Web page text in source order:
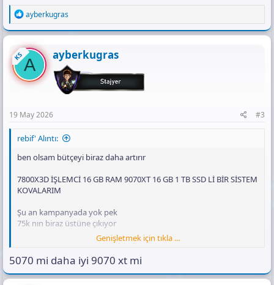
R
e
a
c
t
i
o
n
ayberkugras
KSA ayberkugras
19 May 2026 #3
rebif' Alıntı:
ben olsam bütçeyi biraz daha artırır
7800X3D İŞLEMCİ 16 GB RAM 9070XT 16 GB 1 TB SSD Lİ BİR SİSTEM
KOVALARIM
Şu an kampanyada yok pek
75k nın biraz üstüne çıkıyor
ya gaming gecesinde (incehesap cuma geceleri)
ya da gaming gecesine kadar başka bir sitede kampanyada 73-75k
aralığına denkgetirebilirsin bu sistemi
Genişletmek için tıkla ...
5070 mi daha iyi 9070 xt mi